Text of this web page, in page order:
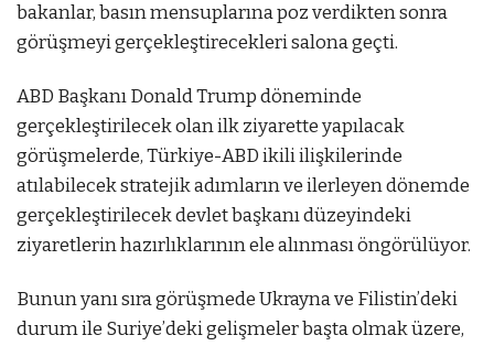
bakanlar, basın mensuplarına poz verdikten sonra
görüşmeyi gerçekleştirecekleri salona geçti.
ABD Başkanı Donald Trump döneminde
gerçekleştirilecek olan ilk ziyarette yapılacak
görüşmelerde, Türkiye-ABD ikili ilişkilerinde
atılabilecek stratejik adımların ve ilerleyen dönemde
gerçekleştirilecek devlet başkanı düzeyindeki
ziyaretlerin hazırlıklarının ele alınması öngörülüyor.
Bunun yanı sıra görüşmede Ukrayna ve Filistin’deki
durum ile Suriye’deki gelişmeler başta olmak üzere,